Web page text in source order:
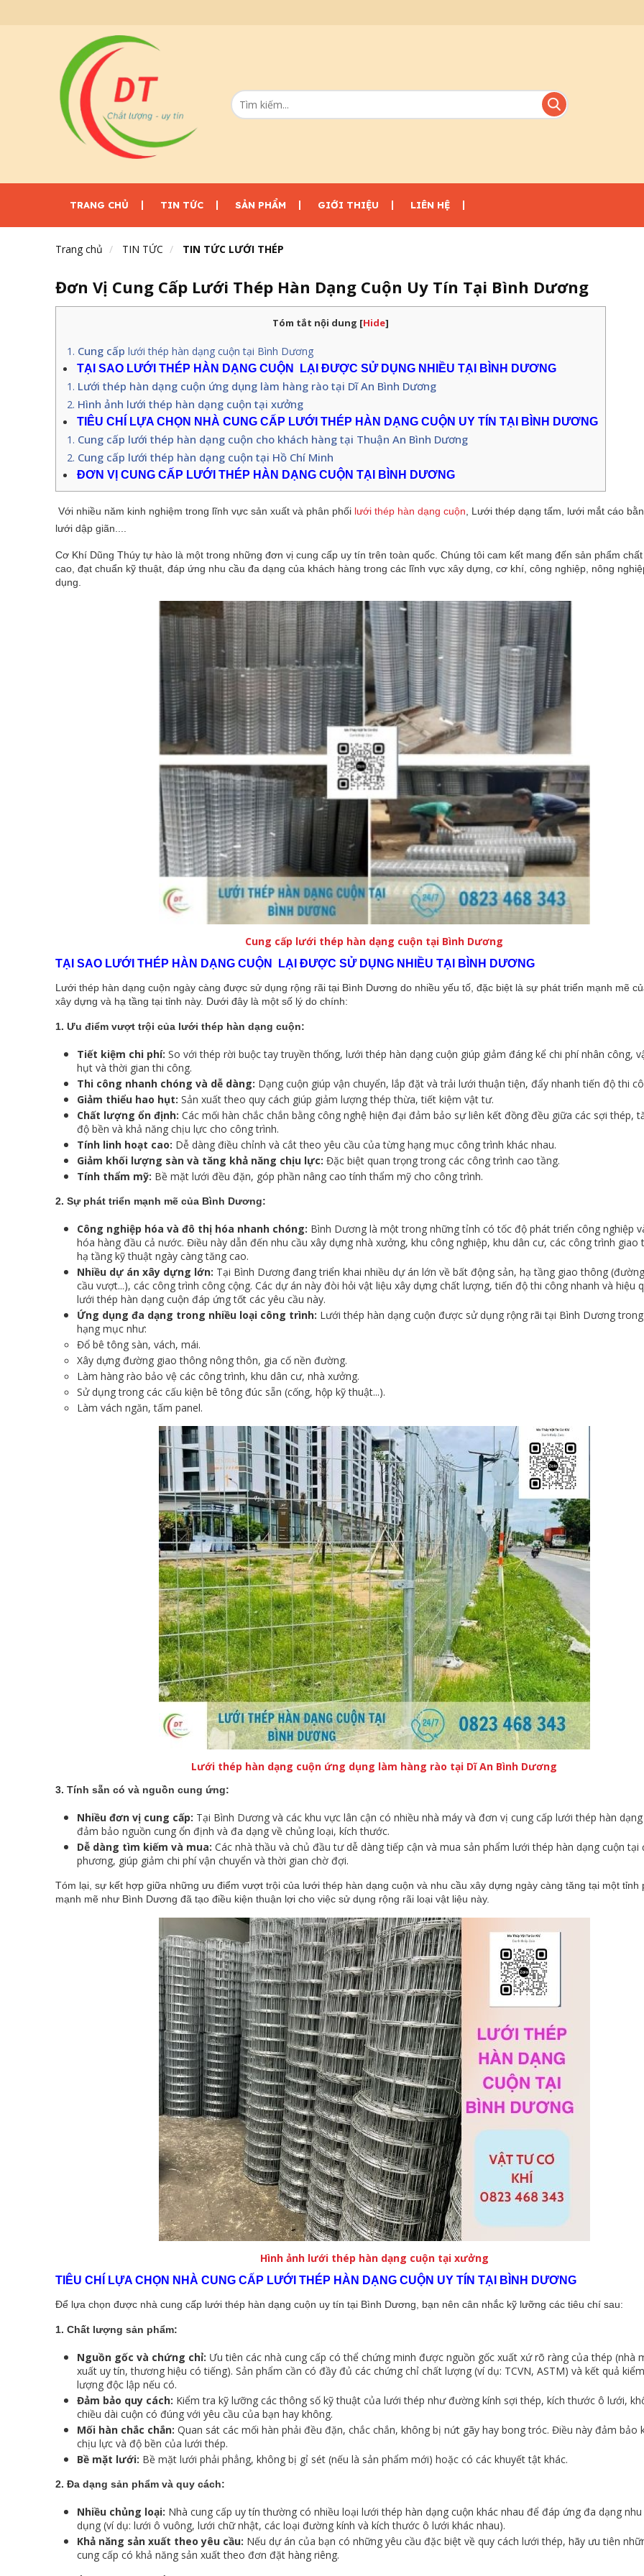
TRANG CHỦ TIN TỨC SẢN PHẨM GIỚI THIỆU LIÊN HỆ
Trang chủ TIN TỨC TIN TỨC LƯỚI THÉP
Đơn Vị Cung Cấp Lưới Thép Hàn Dạng Cuộn Uy Tín Tại Bình Dương
Tóm tắt nội dung [Hide]
Cung cấp lưới thép hàn dạng cuộn tại Bình Dương
TẠI SAO LƯỚI THÉP HÀN DẠNG CUỘN LẠI ĐƯỢC SỬ DỤNG NHIỀU TẠI BÌNH DƯƠNG
Lưới thép hàn dạng cuộn ứng dụng làm hàng rào tại Dĩ An Bình Dương
Hình ảnh lưới thép hàn dạng cuộn tại xưởng
TIÊU CHÍ LỰA CHỌN NHÀ CUNG CẤP LƯỚI THÉP HÀN DẠNG CUỘN UY TÍN TẠI BÌNH DƯƠNG
Cung cấp lưới thép hàn dạng cuộn cho khách hàng tại Thuận An Bình Dương
Cung cấp lưới thép hàn dạng cuộn tại Hồ Chí Minh
ĐƠN VỊ CUNG CẤP LƯỚI THÉP HÀN DẠNG CUỘN TẠI BÌNH DƯƠNG
Với nhiều năm kinh nghiệm trong lĩnh vực sản xuất và phân phối lưới thép hàn dạng cuộn , Lưới thép dạng tấm, lưới mắt cáo
lưới dập giãn....
Cơ Khí Dũng Thúy tự hào là một trong những đơn vị cung cấp uy tín trên toàn quốc. Chúng tôi cam kết mang đến sản phẩm
cao, đạt chuẩn kỹ thuật, đáp ứng nhu cầu đa dạng của khách hàng trong các lĩnh vực xây dựng, cơ khí, công nghiệp, nông
dụng.
Cung cấp lưới thép hàn dạng cuộn tại Bình Dương
TẠI SAO LƯỚI THÉP HÀN DẠNG CUỘN LẠI ĐƯỢC SỬ DỤNG NHIỀU TẠI BÌNH DƯƠNG
Lưới thép hàn dạng cuộn ngày càng được sử dụng rộng rãi tại Bình Dương do nhiều yếu tố, đặc biệt là sự phát triển mạnh mẽ
xây dựng và hạ tầng tại tỉnh này. Dưới đây là một số lý do chính:
1. Ưu điểm vượt trội của lưới thép hàn dạng cuộn:
Tiết kiệm chi phí: So với thép rời buộc tay truyền thống, lưới thép hàn dạng cuộn giúp giảm đáng kể chi phí nhân công,
hụt và thời gian thi công.
Thi công nhanh chóng và dễ dàng: Dạng cuộn giúp vận chuyển, lắp đặt và trải lưới thuận tiện, đẩy nhanh tiến độ thi
Giảm thiểu hao hụt: Sản xuất theo quy cách giúp giảm lượng thép thừa, tiết kiệm vật tư.
Chất lượng ổn định: Các mối hàn chắc chắn bằng công nghệ hiện đại đảm bảo sự liên kết đồng đều giữa các sợi thép,
độ bền và khả năng chịu lực cho công trình.
Tính linh hoạt cao: Dễ dàng điều chỉnh và cắt theo yêu cầu của từng hạng mục công trình khác nhau.
Giảm khối lượng sàn và tăng khả năng chịu lực: Đặc biệt quan trọng trong các công trình cao tầng.
Tính thẩm mỹ: Bề mặt lưới đều đặn, góp phần nâng cao tính thẩm mỹ cho công trình.
2. Sự phát triển mạnh mẽ của Bình Dương:
Công nghiệp hóa và đô thị hóa nhanh chóng: Bình Dương là một trong những tỉnh có tốc độ phát triển công nghiệp
hóa hàng đầu cả nước. Điều này dẫn đến nhu cầu xây dựng nhà xưởng, khu công nghiệp, khu dân cư, các công trình giao
hạ tầng kỹ thuật ngày càng tăng cao.
Nhiều dự án xây dựng lớn: Tại Bình Dương đang triển khai nhiều dự án lớn về bất động sản, hạ tầng giao thông
cầu vượt...), các công trình công cộng. Các dự án này đòi hỏi vật liệu xây dựng chất lượng, tiến độ thi công nhanh và hiệu
lưới thép hàn dạng cuộn đáp ứng tốt các yêu cầu này.
Ứng dụng đa dạng trong nhiều loại công trình: Lưới thép hàn dạng cuộn được sử dụng rộng rãi tại Bình Dương
hạng mục như:
Đổ bê tông sàn, vách, mái.
Xây dựng đường giao thông nông thôn, gia cố nền đường.
Làm hàng rào bảo vệ các công trình, khu dân cư, nhà xưởng.
Sử dụng trong các cấu kiện bê tông đúc sẵn (cống, hộp kỹ thuật...).
Làm vách ngăn, tấm panel.
Lưới thép hàn dạng cuộn ứng dụng làm hàng rào tại Dĩ An Bình Dương
3. Tính sẵn có và nguồn cung ứng:
Nhiều đơn vị cung cấp: Tại Bình Dương và các khu vực lân cận có nhiều nhà máy và đơn vị cung cấp lưới thép hàn
đảm bảo nguồn cung ổn định và đa dạng về chủng loại, kích thước.
Dễ dàng tìm kiếm và mua: Các nhà thầu và chủ đầu tư dễ dàng tiếp cận và mua sản phẩm lưới thép hàn dạng cuộn tại
phương, giúp giảm chi phí vận chuyển và thời gian chờ đợi.
Tóm lại, sự kết hợp giữa những ưu điểm vượt trội của lưới thép hàn dạng cuộn và nhu cầu xây dựng ngày càng tăng tại một tỉnh
mạnh mẽ như Bình Dương đã tạo điều kiện thuận lợi cho việc sử dụng rộng rãi loại vật liệu này.
Hình ảnh lưới thép hàn dạng cuộn tại xưởng
TIÊU CHÍ LỰA CHỌN NHÀ CUNG CẤP LƯỚI THÉP HÀN DẠNG CUỘN UY TÍN TẠI BÌNH DƯƠNG
Để lựa chọn được nhà cung cấp lưới thép hàn dạng cuộn uy tín tại Bình Dương, bạn nên cân nhắc kỹ lưỡng các tiêu chí sau:
1. Chất lượng sản phẩm:
Nguồn gốc và chứng chỉ: Ưu tiên các nhà cung cấp có thể chứng minh được nguồn gốc xuất xứ rõ ràng của thép (nhà
xuất uy tín, thương hiệu có tiếng). Sản phẩm cần có đầy đủ các chứng chỉ chất lượng (ví dụ: TCVN, ASTM) và kết quả
lượng độc lập nếu có.
Đảm bảo quy cách: Kiểm tra kỹ lưỡng các thông số kỹ thuật của lưới thép như đường kính sợi thép, kích thước ô lưới,
chiều dài cuộn có đúng với yêu cầu của bạn hay không.
Mối hàn chắc chắn: Quan sát các mối hàn phải đều đặn, chắc chắn, không bị nứt gãy hay bong tróc. Điều này đảm bảo
chịu lực và độ bền của lưới thép.
Bề mặt lưới: Bề mặt lưới phải phẳng, không bị gỉ sét (nếu là sản phẩm mới) hoặc có các khuyết tật khác.
2. Đa dạng sản phẩm và quy cách:
Nhiều chủng loại: Nhà cung cấp uy tín thường có nhiều loại lưới thép hàn dạng cuộn khác nhau để đáp ứng đa dạng
dụng (ví dụ: lưới ô vuông, lưới chữ nhật, các loại đường kính và kích thước ô lưới khác nhau).
Khả năng sản xuất theo yêu cầu: Nếu dự án của bạn có những yêu cầu đặc biệt về quy cách lưới thép, hãy ưu tiên
cung cấp có khả năng sản xuất theo đơn đặt hàng riêng.